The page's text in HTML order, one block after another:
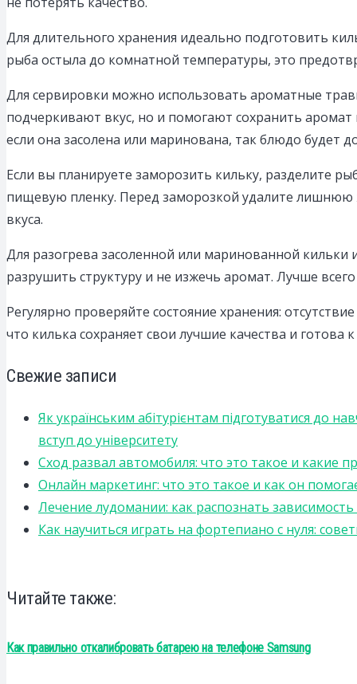
Для длительного хранения идеально подготовить
рыба остыла до комнатной температуры, это
Для сервировки можно использовать ароматные
подчеркивают вкус, но и помогают сохранить
если она засолена или маринована, так блюдо будет
Если вы планируете заморозить кильку, разделите
пищевую пленку. Перед заморозкой удалите лишнюю
вкуса.
Для разогрева засоленной или маринованной
разрушить структуру и не изжечь аромат. Лучше
Регулярно проверяйте состояние хранения:
что килька сохраняет свои лучшие качества и
Свежие записи
Як українським абітурієнтам підготуватися до
вступ до університету
Сход развал автомобиля: что это такое и какие
Онлайн маркетинг: что это такое и как он
Лечение лудомании: как распознать
Как научиться играть на фортепиано с нуля:
Читайте также:
Как правильно откалибровать батарею на телефоне Samsung